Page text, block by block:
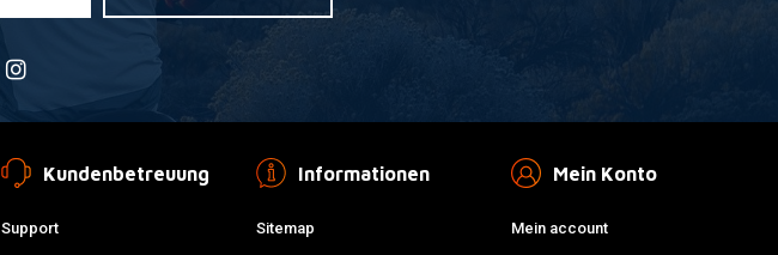
Kundenbetreuung
Support
Informationen
Sitemap
Mein Konto
Mein account